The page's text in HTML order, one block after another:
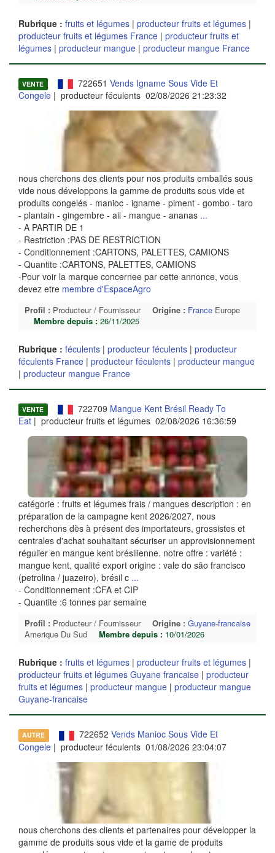
Rubrique : fruits et légumes | producteur fruits et légumes |
producteur fruits et légumes France | producteur fruits et
légumes | producteur mangue | producteur mangue France
VENTE 722651 Vends Igname Sous Vide Et
Congele | producteur féculents 02/08/2026 21:23:32
nous cherchons des clients pour nos produits emballés sous
vide nous développons la gamme de produits sous vide et
produits congelés - manioc - igname - piment - gombo - taro
- plantain - gingembre - ail - mangue - ananas ...
- A PARTIR DE 1
- Restriction :PAS DE RESTRICTION
- Conditionnement :CARTONS, PALETTES, CAMIONS
- Quantite :CARTONS, PALETTES, CAMIONS
-Pour voir la marque concernee par cette annonce, vous
devez etre membre d'EspaceAgro
Profil : Producteur / Fournisseur Origine : France Europe
Membre depuis : 26/11/2025
Rubrique : féculents | producteur féculents | producteur
féculents France | producteur féculents | producteur mangue
| producteur mangue France
VENTE 722709 Mangue Kent Brésil Ready To
Eat | producteur fruits et légumes 02/08/2026 16:36:59
catégorie : fruits et légumes frais / mangues description : en
préparation de la campagne kent 2026/2027, nous
recherchons dès à présent des importateurs, grossistes et
centrales d'achat souhaitant sécuriser un approvisionnement
régulier en mangue kent brésilienne. notre offre : variété :
mangue kent, qualité export origine : vale do são francisco
(petrolina / juazeiro), brésil c ...
- Conditionnement :CFA et CIP
- Quantite :6 tonnes par semaine
Profil : Producteur / Fournisseur Origine : Guyane-francaise
Amerique Du Sud
Membre depuis : 10/01/2026
Rubrique : fruits et légumes | producteur fruits et légumes |
producteur fruits et légumes Guyane francaise | producteur
fruits et légumes | producteur mangue | producteur mangue
Guyane-francaise
AUTRE 722652 Vends Manioc Sous Vide Et
Congele | producteur féculents 01/08/2026 23:04:07
nous cherchons des clients et partenaires pour développer la
gamme de produits sous vide et la game de produits